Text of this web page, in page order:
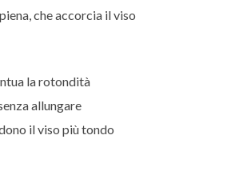
che accorcia il viso
la rotondità
allungare
il viso più tondo